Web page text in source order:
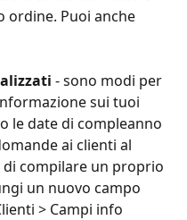
ordine. Puoi anche
- sono modi per
sui tuoi
le date di compleanno
ai clienti al
compilare un proprio
un nuovo campo
> Campi info